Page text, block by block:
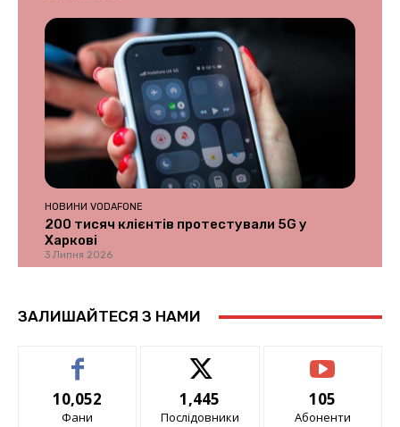
НОВИНИ VODAFONE
200 тисяч клієнтів протестували 5G у
Харкові
3 Липня 2026
ЗАЛИШАЙТЕСЯ З НАМИ
10,052
Фани
1,445
Послідовники
105
Абоненти